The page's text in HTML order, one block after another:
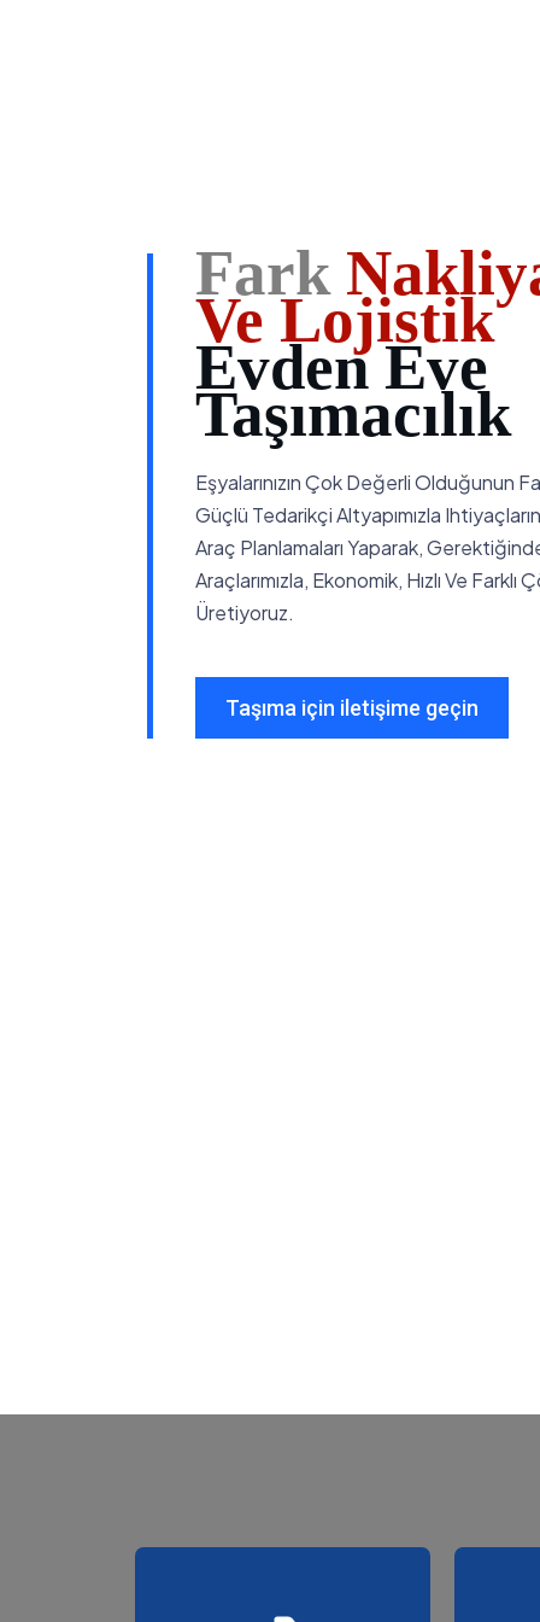
Fark
Ve Lojistik
Evden Eve
Taşımacılık
Eşyalarınızın Çok Değerli Olduğunun
Güçlü Tedarikçi Altyapımızla
Araç Planlamaları Yaparak,
Araçlarımızla, Ekonomik, Hızlı Ve Farklı
Üretiyoruz.
Taşıma için iletişime geçin